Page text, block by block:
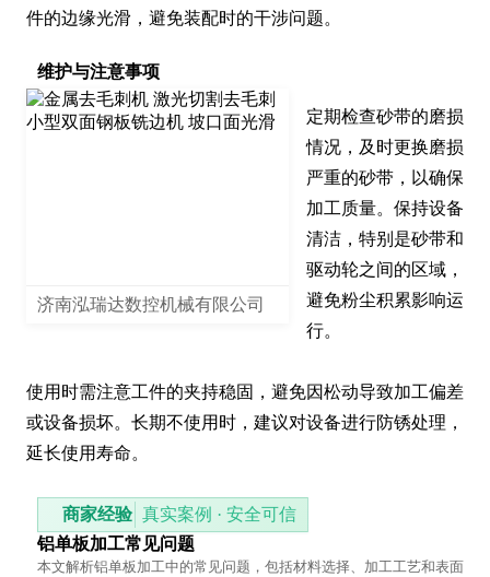
件的边缘光滑，避免装配时的干涉问题。
维护与注意事项
济南泓瑞达数控机械有限公司
定期检查砂带的磨损
情况，及时更换磨损
严重的砂带，以确保
加工质量。保持设备
清洁，特别是砂带和
驱动轮之间的区域，
避免粉尘积累影响运
行。
使用时需注意工件的夹持稳固，避免因松动导致加工偏差
或设备损坏。长期不使用时，建议对设备进行防锈处理，
延长使用寿命。
商家经验 真实案例 · 安全可信
铝单板加工常见问题
本文解析铝单板加工中的常见问题，包括材料选择、加工工艺和表面